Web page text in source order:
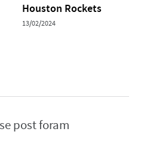
Houston Rockets
13/02/2024
post foram